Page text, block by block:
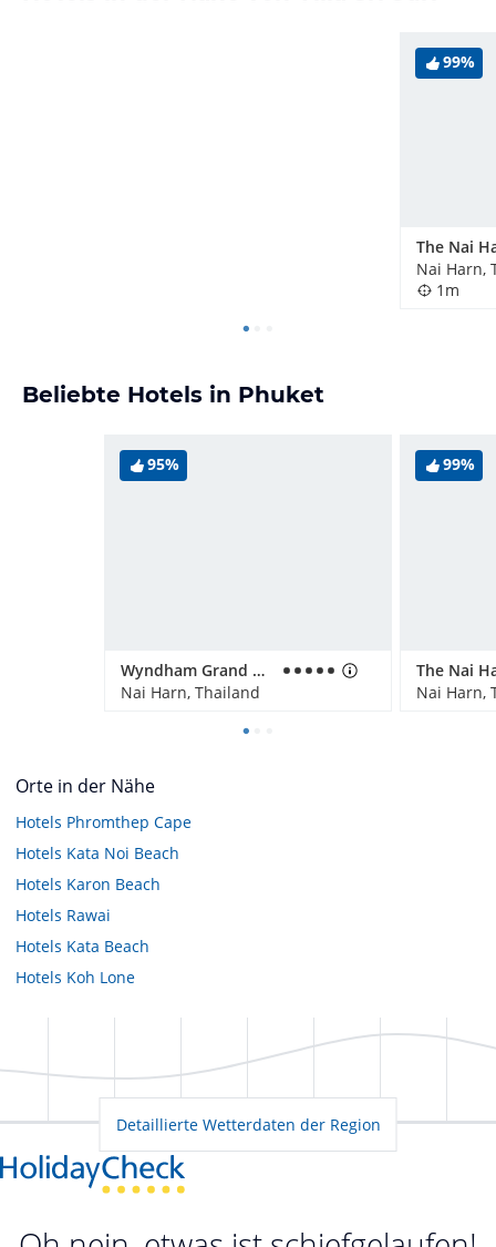
99%
Nai Harn,
1m
Beliebte Hotels in Phuket
95%
Wyndham Grand Nai Harn Beach Phuket
Nai Harn, Thailand
99%
Nai Harn,
Orte in der Nähe
Hotels Phromthep Cape
Hotels Kata Noi Beach
Hotels Karon Beach
Hotels Rawai
Hotels Kata Beach
Hotels Koh Lone
Detaillierte Wetterdaten der Region